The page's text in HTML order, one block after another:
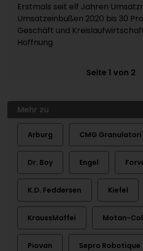
Erstmals seit elf Jahren
Umsatzeinbußen 2020 bis 30
Geschäft und
Hoffnung
Seite 1 von 2
Mehr zu
Arburg CMG Granulatori
Dr. Boy Engel
K.D. Feddersen Kiefel
KraussMaffei Motan-
Piovan Sepro Robotique